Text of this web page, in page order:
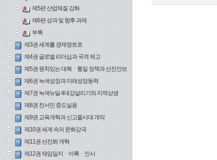
제5편 산업체질 강화
제6편 성과 및 향후 과제
부록
제3권 세계를 경제영토로
제4권 글로벌 리더십과 국격 제고
제5권 원칙있는 대북ㆍ통일 정책과 선진안보
제6권 녹색성장과 미래성장동력
제7권 녹색뉴딜 4대강살리기와 지역상생
제8권 친서민 중도실용
제9권 교육개혁과 신고졸시대 개막
제10권 세계 속의 문화강국
제11권 선진화 개혁
제12권 재임일지ㆍ어록ㆍ인사